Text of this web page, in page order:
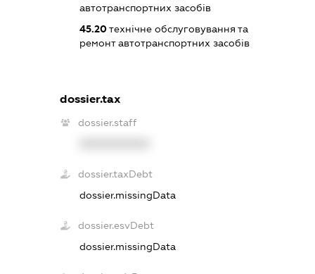
автотранспортних засобів
45.20технічне обслуговування та
ремонт автотранспортних засобів
dossier.tax
dossier.staff
dossier.taxDebt
dossier.missingData
dossier.esvDebt
dossier.missingData